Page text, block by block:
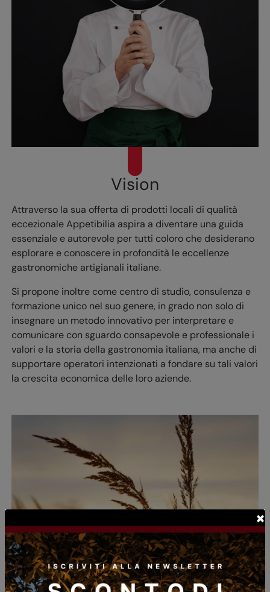
Vision
Attraverso la sua offerta di prodotti locali di qualità
eccezionale Appetibilia aspira a diventare una guida
essenziale e autorevole per tutti coloro che desiderano
esplorare e conoscere in profondità le eccellenze
gastronomiche artigianali italiane.
Si propone inoltre come centro di studio, consulenza e
formazione unico nel suo genere, in grado non solo di
insegnare un metodo innovativo per interpretare e
comunicare con sguardo consapevole e professionale i
valori e la storia della gastronomia italiana, ma anche di
supportare operatori intenzionati a fondare su tali valori
la crescita economica delle loro aziende.
×